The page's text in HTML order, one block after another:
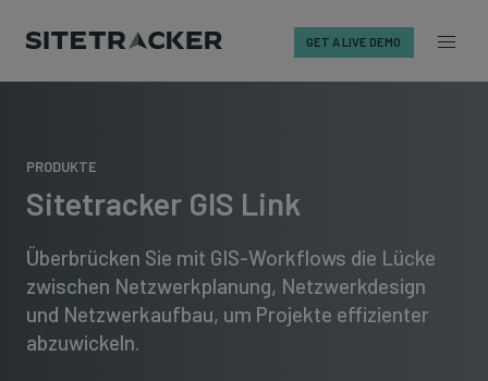
GET A LIVE DEMO
PRODUKTE
Sitetracker GIS Link
Überbrücken Sie mit GIS-Workflows die Lücke
zwischen Netzwerkplanung, Netzwerkdesign
und Netzwerkaufbau, um Projekte effizienter
abzuwickeln.